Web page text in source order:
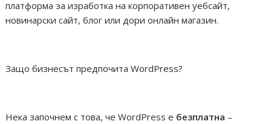
платформа за изработка на корпоративен уебсайт,
новинарски сайт, блог или дори онлайн магазин.
Защо бизнесът предпочита WordPress?
Нека започнем с това, че WordPress е безплатна –